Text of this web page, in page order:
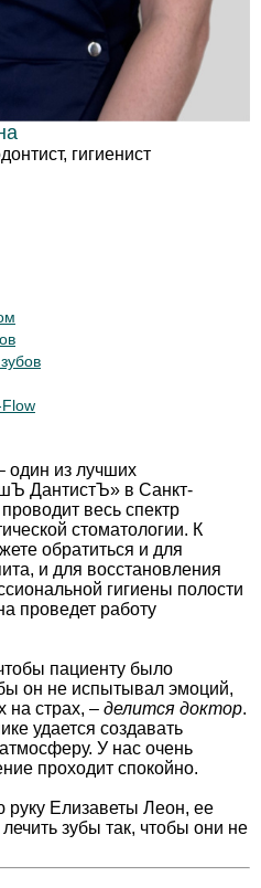
гигиенист
один из лучших
ДантистЪ» в Санкт-
весь спектр
стоматологии. К
обратиться и для
и для восстановления
гигиены полости
проведет работу
пациенту было
он не испытывал эмоций,
на страх, – делится доктор.
удается создавать
У нас очень
проходит спокойно.
руку Елизаветы Леон, ее
зубы так, чтобы они не